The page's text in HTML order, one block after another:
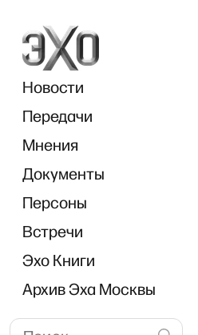
Новости
Передачи
Мнения
Документы
Персоны
Встречи
Эхо Книги
Архив Эха Москвы